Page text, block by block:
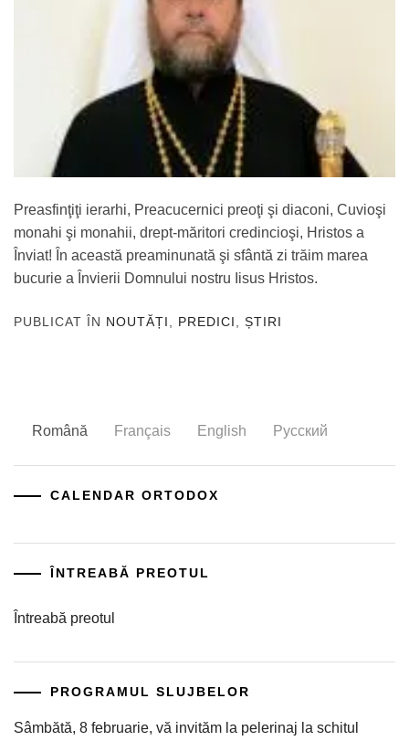
Preasfinţiţi ierarhi, Preacucernici preoţi şi diaconi, Cuvioşi
monahi şi monahii, drept-măritori credincioşi, Hristos a
Înviat! În această preaminunată şi sfântă zi trăim marea
bucurie a Învierii Domnului nostru Iisus Hristos.
PUBLICAT ÎN NOUTĂȚI PREDICI ȘTIRI
Română Français English Русский
CALENDAR ORTODOX
ÎNTREABĂ PREOTUL
Întreabă preotul
PROGRAMUL SLUJBELOR
Sâmbătă, 8 februarie, vă invităm la pelerinaj la schitul